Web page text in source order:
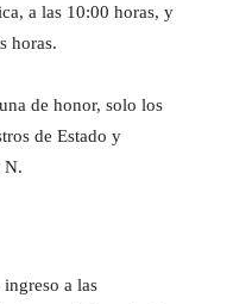
a las 10:00 horas, y
horas.
de honor, solo los
de Estado y
N.
a las